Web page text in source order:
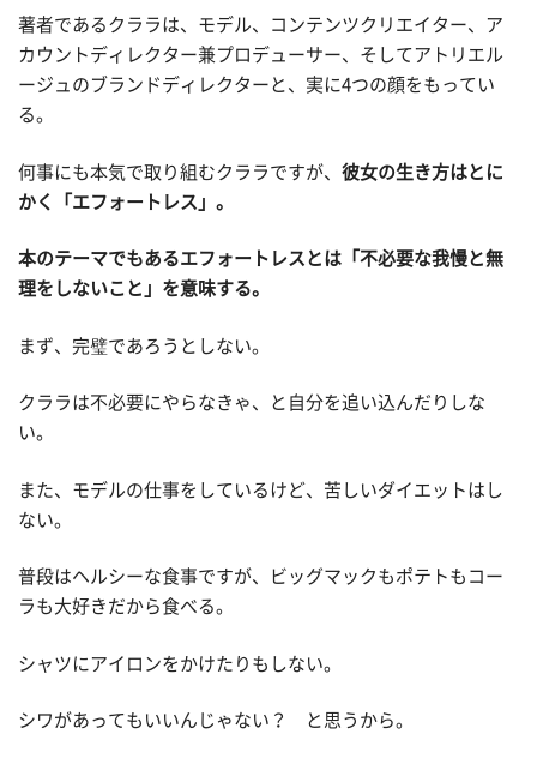
著者であるクララは、モデル、コンテンツクリエイター、ア
カウントディレクター兼プロデューサー、そしてアトリエル
ージュのブランドディレクターと、実に4つの顔をもってい
る。
何事にも本気で取り組むクララですが、 彼女の生き方はとに
かく「エフォートレス」。
本のテーマでもあるエフォートレスとは「不必要な我慢と無
理をしないこと」を意味する。
まず、完璧であろうとしない。
クララは不必要にやらなきゃ、と自分を追い込んだりしな
い。
また、モデルの仕事をしているけど、苦しいダイエットはし
ない。
普段はヘルシーな食事ですが、ビッグマックもポテトもコー
ラも大好きだから食べる。
シャツにアイロンをかけたりもしない。
シワがあってもいいんじゃない？ と思うから。